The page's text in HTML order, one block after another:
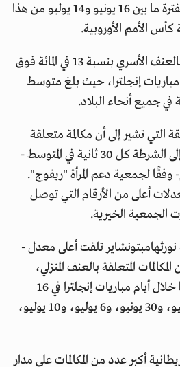
في الفترة ما بين 16 يونيو و14 يوليو من هذا
الأمم الأوروبية.
وارتفعت المكالمات المتعلقة بالعنف الأسري بنسبة 13 في المائة فوق
مباريات إنجلترا، حيث بلغ متوسط
التي تشير إلى أن مكالمة متعلقة
بالعنف المنزلي يتم إجراؤها إلى الشرطة كل 30 ثانية في المتوسط ​​-
اليوم- وفقًا لجمعية دعم المرأة "ريفوج".
أعلى من الأرقام التي توصل
الجمعية الخيرية.
تلقت أعلى معدل -
- من المكالمات المتعلقة بالعنف المنزلي،
بإجمالي 3875 مكالمة تلقتها خلال أيام مباريات إنجلترا في 16
يونيو، و20 يونيو، و25 يونيو، و30 يونيو، و6 يوليو، و10 يوليو،
أكبر عدد من المكالمات على مدار